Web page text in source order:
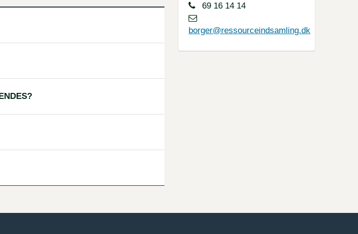
69 16 14 14
borger@ressourceindsamling.dk